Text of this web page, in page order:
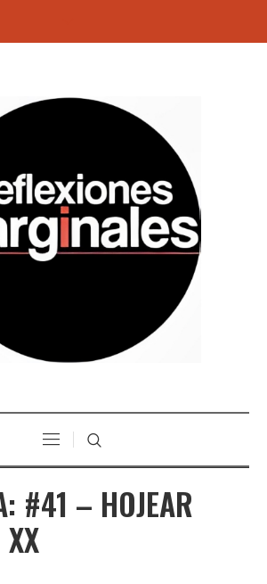
#41 – HOJEAR